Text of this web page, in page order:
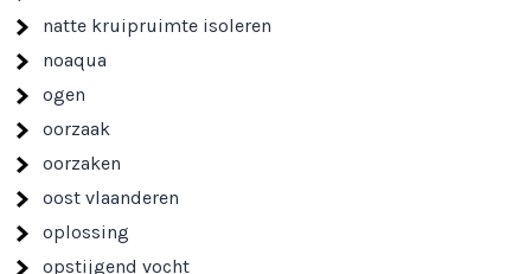
natte kruipruimte isoleren
noaqua
ogen
oorzaak
oorzaken
oost vlaanderen
oplossing
opstijgend vocht